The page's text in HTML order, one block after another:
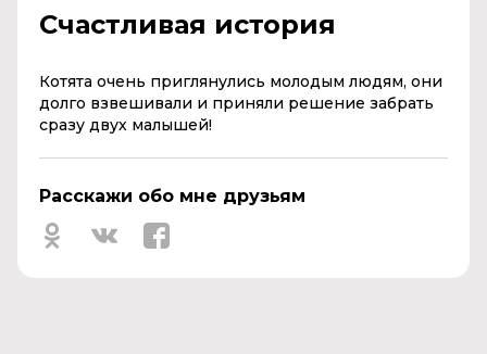
Счастливая история
Котята очень приглянулись молодым людям, они
долго взвешивали и приняли решение забрать
сразу двух малышей!
Расскажи обо мне друзьям